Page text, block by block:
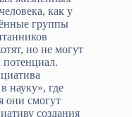
как у
группы
но не могут
потенциал.
науку», где
они смогут
создания